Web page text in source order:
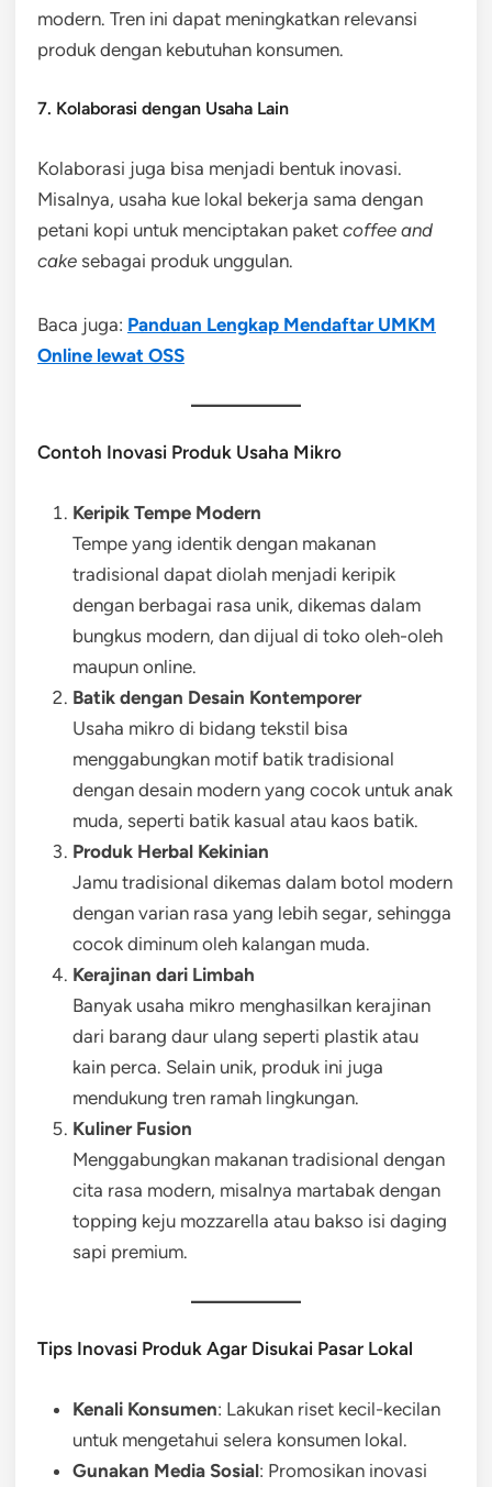
modern. Tren ini dapat meningkatkan relevansi
produk dengan kebutuhan konsumen.
7. Kolaborasi dengan Usaha Lain
Kolaborasi juga bisa menjadi bentuk inovasi.
Misalnya, usaha kue lokal bekerja sama dengan
petani kopi untuk menciptakan paket coffee and
cake sebagai produk unggulan.
Baca juga: Panduan Lengkap Mendaftar UMKM
Online lewat OSS
Contoh Inovasi Produk Usaha Mikro
Keripik Tempe Modern
Tempe yang identik dengan makanan
tradisional dapat diolah menjadi keripik
dengan berbagai rasa unik, dikemas dalam
bungkus modern, dan dijual di toko oleh-oleh
maupun online.
Batik dengan Desain Kontemporer
Usaha mikro di bidang tekstil bisa
menggabungkan motif batik tradisional
dengan desain modern yang cocok untuk anak
muda, seperti batik kasual atau kaos batik.
Produk Herbal Kekinian
Jamu tradisional dikemas dalam botol modern
dengan varian rasa yang lebih segar, sehingga
cocok diminum oleh kalangan muda.
Kerajinan dari Limbah
Banyak usaha mikro menghasilkan kerajinan
dari barang daur ulang seperti plastik atau
kain perca. Selain unik, produk ini juga
mendukung tren ramah lingkungan.
Kuliner Fusion
Menggabungkan makanan tradisional dengan
cita rasa modern, misalnya martabak dengan
topping keju mozzarella atau bakso isi daging
sapi premium.
Tips Inovasi Produk Agar Disukai Pasar Lokal
Kenali Konsumen: Lakukan riset kecil-kecilan
untuk mengetahui selera konsumen lokal.
Gunakan Media Sosial: Promosikan inovasi